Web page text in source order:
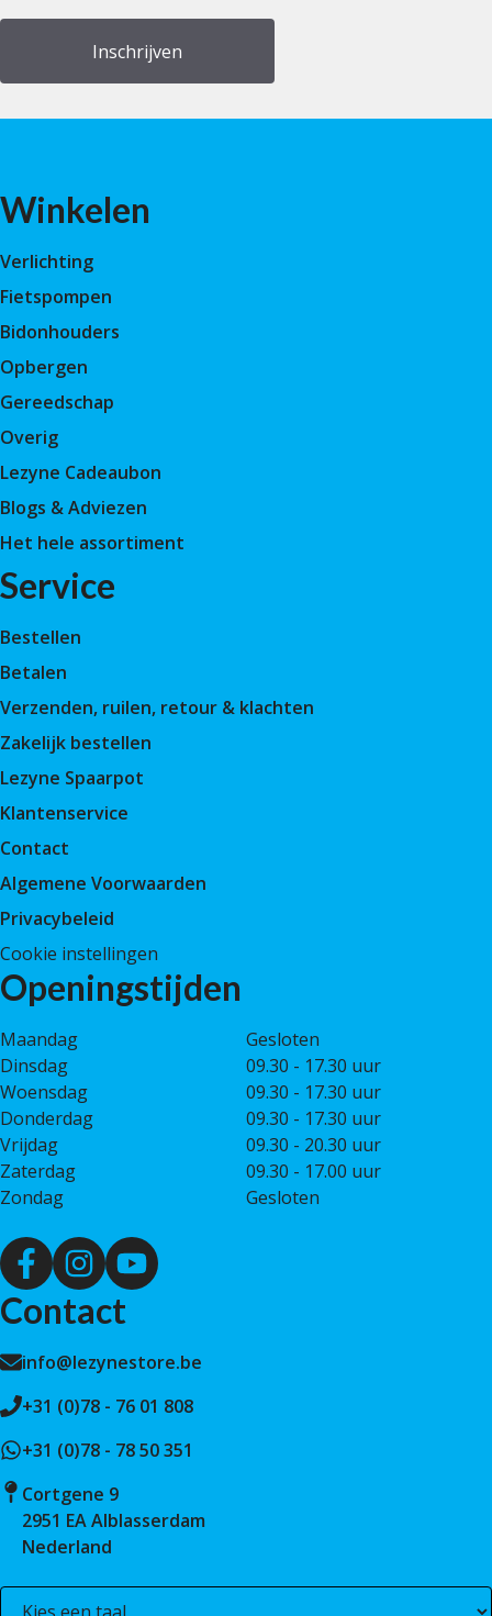
Winkelen
Verlichting
Fietspompen
Bidonhouders
Opbergen
Gereedschap
Overig
Lezyne Cadeaubon
Blogs & Adviezen
Het hele assortiment
Service
Bestellen
Betalen
Verzenden, ruilen, retour & klachten
Zakelijk bestellen
Lezyne Spaarpot
Klantenservice
Contact
Algemene Voorwaarden
Privacybeleid
Cookie instellingen
Openingstijden
Maandag
Gesloten
Dinsdag
09.30 - 17.30 uur
Woensdag
09.30 - 17.30 uur
Donderdag
09.30 - 17.30 uur
Vrijdag
09.30 - 20.30 uur
Zaterdag
09.30 - 17.00 uur
Zondag
Gesloten
Contact
info@lezynestore.be
+31 (0)78 - 76 01 808
+31 (0)78 - 78 50 351
Cortgene 9
2951 EA Alblasserdam
Nederland